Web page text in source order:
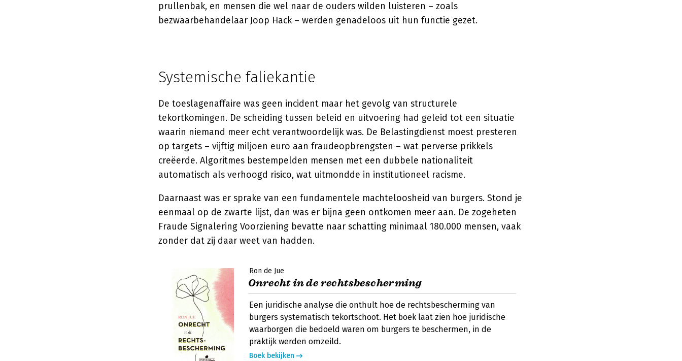
prullenbak, en mensen die wel naar de ouders wilden luisteren – zoals
bezwaarbehandelaar Joop Hack – werden genadeloos uit hun functie gezet.
Systemische faliekantie
De toeslagenaffaire was geen incident maar het gevolg van structurele
tekortkomingen. De scheiding tussen beleid en uitvoering had geleid tot een situatie
waarin niemand meer echt verantwoordelijk was. De Belastingdienst moest presteren
op targets – vijftig miljoen euro aan fraudeopbrengsten – wat perverse prikkels
creëerde. Algoritmes bestempelden mensen met een dubbele nationaliteit
automatisch als verhoogd risico, wat uitmondde in institutioneel racisme.
Daarnaast was er sprake van een fundamentele machteloosheid van burgers. Stond je
eenmaal op de zwarte lijst, dan was er bijna geen ontkomen meer aan. De zogeheten
Fraude Signalering Voorziening bevatte naar schatting minimaal 180.000 mensen, vaak
zonder dat zij daar weet van hadden.
Ron de Jue
Onrecht in de rechtsbescherming
Een juridische analyse die onthult hoe de rechtsbescherming van
burgers systematisch tekortschoot. Het boek laat zien hoe juridische
waarborgen die bedoeld waren om burgers te beschermen, in de
praktijk werden omzeild.
Boek bekijken